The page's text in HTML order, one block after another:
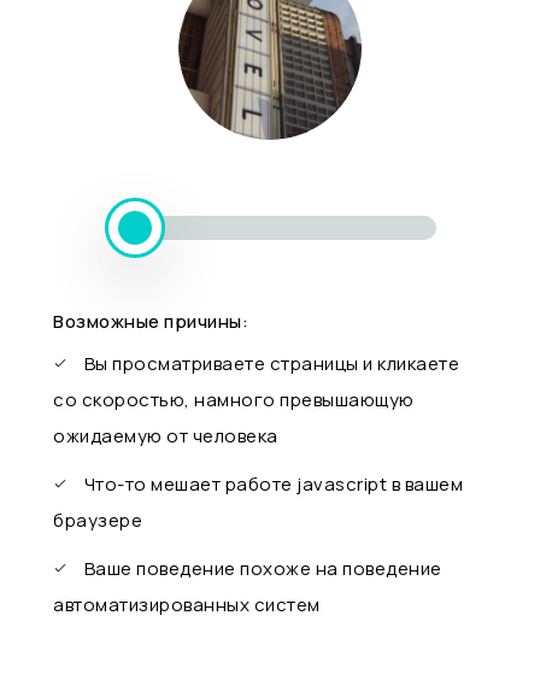
Возможные причины:
Вы просматриваете страницы и кликаете
со скоростью, намного превышающую
ожидаемую от человека
Что-то мешает работе javascript в вашем
браузере
Ваше поведение похоже на поведение
автоматизированных систем